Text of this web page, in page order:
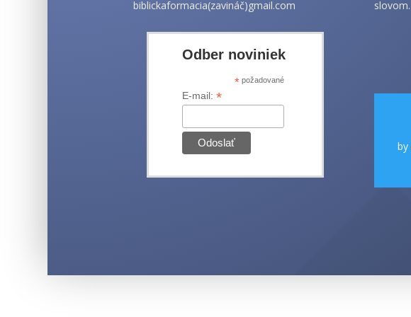
biblickaformacia(zavináč)gmail.com
Odber noviniek
*požadované
E-mail: *
slovom.
by